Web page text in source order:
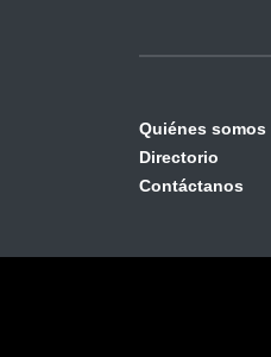
Quiénes somos
Directorio
Contáctanos